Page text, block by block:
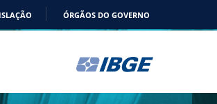
ÓRGÃOS DO GOVERNO